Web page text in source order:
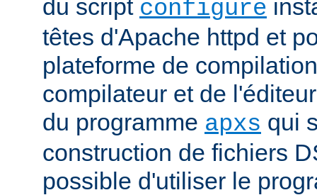
du script configure
têtes d'Apache httpd et
plateforme de
compilateur et de
du programme apxs qui
construction de fichiers
possible d'utiliser le